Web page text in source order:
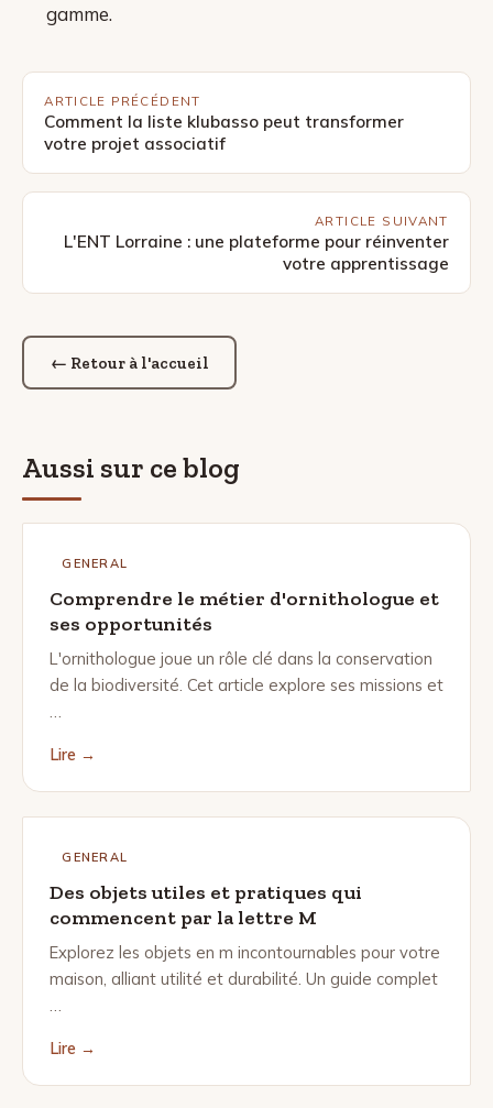
gamme.
ARTICLE PRÉCÉDENT
Comment la liste klubasso peut transformer
votre projet associatif
ARTICLE SUIVANT
L'ENT Lorraine : une plateforme pour réinventer
votre apprentissage
← Retour à l'accueil
Aussi sur ce blog
GENERAL
Comprendre le métier d'ornithologue et
ses opportunités
L'ornithologue joue un rôle clé dans la conservation
de la biodiversité. Cet article explore ses missions et
Lire →
GENERAL
Des objets utiles et pratiques qui
commencent par la lettre M
Explorez les objets en m incontournables pour votre
maison, alliant utilité et durabilité. Un guide complet
…
Lire →